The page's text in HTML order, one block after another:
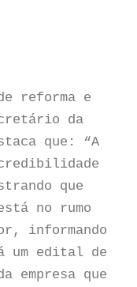
reforma e
da
que: “A
credibilidade
que
no rumo
informando
um edital de
empresa que